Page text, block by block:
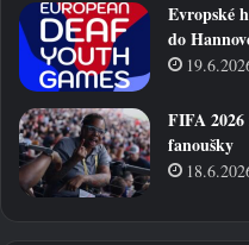
Evropské
do
FIFA
fanoušky